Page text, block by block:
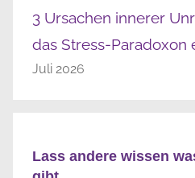
3 Ursachen innerer
das Stress-Paradoxon
Juli 2026
Lass andere wissen